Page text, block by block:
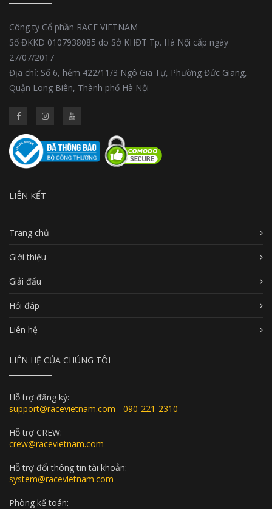
Công ty Cổ phần RACE VIETNAM
Số ĐKKD 0107938085 do Sở KHĐT Tp. Hà Nội cấp ngày
27/07/2017
Địa chỉ: Số 6, hẻm 422/11/3 Ngô Gia Tự, Phường Đức Giang,
Quận Long Biên, Thành phố Hà Nội
LIÊN KẾT
Trang chủ
Giới thiệu
Giải đấu
Hỏi đáp
Liên hệ
LIÊN HỆ CỦA CHÚNG TÔI
Hỗ trợ đăng ký:
support@racevietnam.com - 090-221-2310
Hỗ trợ CREW:
crew@racevietnam.com
Hỗ trợ đổi thông tin tài khoản:
system@racevietnam.com
Phòng kế toán: